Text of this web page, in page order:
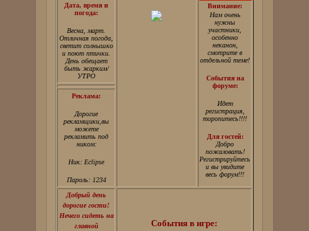
Дата, время и
погода:
Весна, март.
Отличная погода,
светит солнышко
и поют птички.
День обещает
быть жарким/
УТРО
Внимание:
Нам очень
нужны
участники,
особенно
неканон,
смотрите в
отдельной теме!
События на
форуме:
Идет
регистрация,
торопитесь!!!!
Для гостей:
Добро
пожаловать!
Регистрируйтесь
и вы увидите
весь форум!!!
Реклама:
Дорогие
рекламщики,вы
можете
рекламить под
ником:
Ник: Eclipse
Пароль: 1234
Добрый день
дорогие гости!
Нечего сидеть на
главной
События в игре: